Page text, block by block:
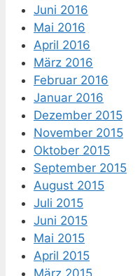
Juni 2016
Mai 2016
April 2016
März 2016
Februar 2016
Januar 2016
Dezember 2015
November 2015
Oktober 2015
September 2015
August 2015
Juli 2015
Juni 2015
Mai 2015
April 2015
März 2015